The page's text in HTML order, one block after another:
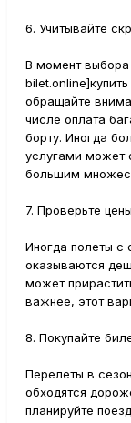
6. Учитывайте
В момент
обращайте
числе оплата
борту. Иногда
услугами может
большим
7. Проверьте
Иногда полеты с
оказываются
может
важнее, этот
8. Покупайте
Перелеты в
обходятся
планируйте